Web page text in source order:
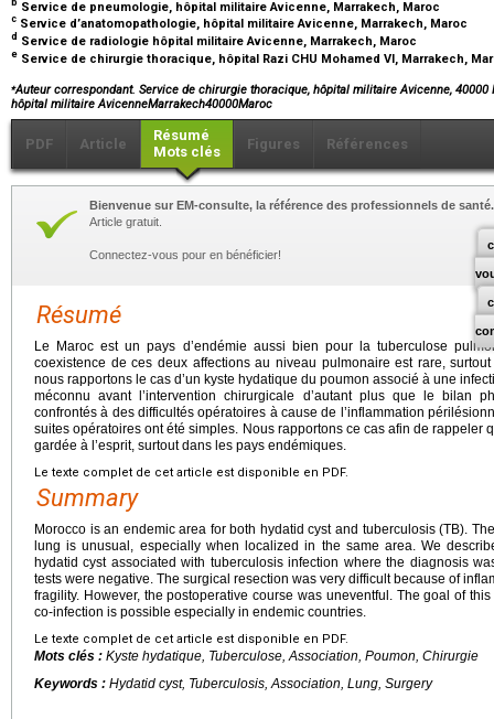
Service de pneumologie, hôpital militaire Avicenne, Marrakech, Maroc
c Service d’anatomopathologie, hôpital militaire Avicenne, Marrakech, Maroc
d Service de radiologie hôpital militaire Avicenne, Marrakech, Maroc
e Service de chirurgie thoracique, hôpital Razi CHU Mohamed VI, Marrakech,
⁎Auteur correspondant. Service de chirurgie thoracique, hôpital militaire Avicenne,
hôpital militaire AvicenneMarrakech40000Maroc
PDF Article
Résumé
Mots clés
Figures Références
Bienvenue sur EM-consulte, la référence des professionnels de santé.
Article gratuit.
Connectez-vous pour en bénéficier!
Résumé
Le Maroc est un pays d’endémie aussi bien pour la tuberculose
coexistence de ces deux affections au niveau pulmonaire est rare,
nous rapportons le cas d’un kyste hydatique du poumon associé à une
méconnu avant l’intervention chirurgicale d’autant plus que le bilan
confrontés à des difficultés opératoires à cause de l’inflammation
suites opératoires ont été simples. Nous rapportons ce cas afin de rappeler
gardée à l’esprit, surtout dans les pays endémiques.
Le texte complet de cet article est disponible en PDF.
Summary
Morocco is an endemic area for both hydatid cyst and tuberculosis (TB).
lung is unusual, especially when localized in the same area. We
hydatid cyst associated with tuberculosis infection where the diagnosis
tests were negative. The surgical resection was very difficult because of
fragility. However, the postoperative course was uneventful. The goal of
co-infection is possible especially in endemic countries.
Le texte complet de cet article est disponible en PDF.
Mots clés : Kyste hydatique, Tuberculose, Association, Poumon, Chirurgie
Keywords : Hydatid cyst, Tuberculosis, Association, Lung, Surgery